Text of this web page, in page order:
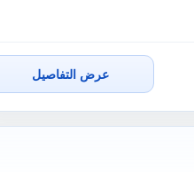
عرض التفاصيل